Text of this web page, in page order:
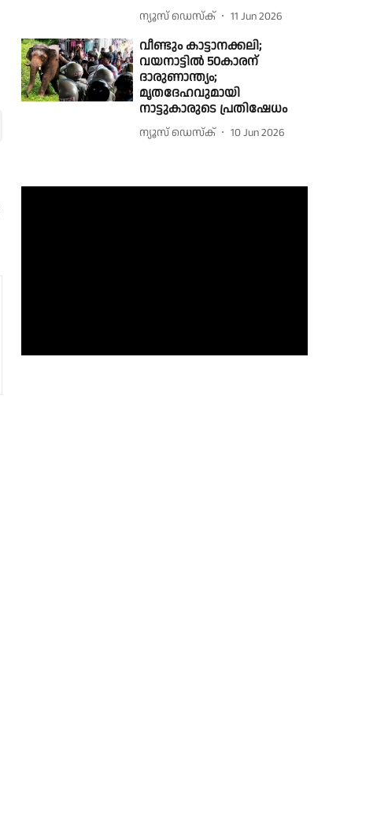
ന്യൂസ് ഡെസ്ക് 11 Jun 2026
വീണ്ടും കാട്ടാനക്കലി;
വയനാട്ടിൽ 50കാരന്
ദാരുണാന്ത്യം;
മൃതദേഹവുമായി
നാട്ടുകാരുടെ പ്രതിഷേധം
ന്യൂസ് ഡെസ്ക് 10 Jun 2026